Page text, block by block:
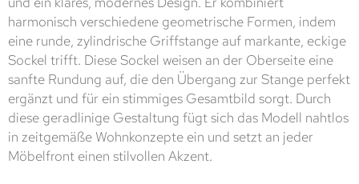
harmonisch verschiedene geometrische Formen, indem
eine runde, zylindrische Griffstange auf markante, eckige
Sockel trifft. Diese Sockel weisen an der Oberseite eine
sanfte Rundung auf, die den Übergang zur Stange perfekt
ergänzt und für ein stimmiges Gesamtbild sorgt. Durch
diese geradlinige Gestaltung fügt sich das Modell nahtlos
in zeitgemäße Wohnkonzepte ein und setzt an jeder
Möbelfront einen stilvollen Akzent.